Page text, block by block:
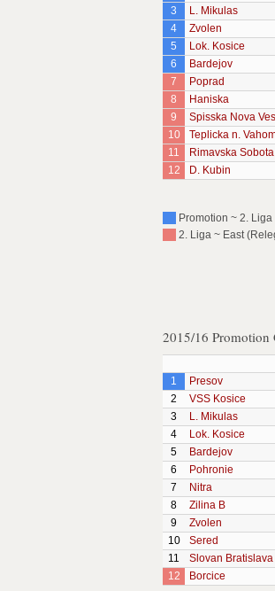
3
L. Mikulas
4
Zvolen
5
Lok. Kosice
6
Bardejov
7
Poprad
8
Haniska
9
Spisska Nova Ves
10
Teplicka n.
11
Rimavska Sobota
12
D. Kubin
Promotion ~ 2.
2. Liga ~ East
2015/16 Promotion
1
Presov
2
VSS Kosice
3
L. Mikulas
4
Lok. Kosice
5
Bardejov
6
Pohronie
7
Nitra
8
Zilina B
9
Zvolen
10
Sered
11
Slovan Bratislava
12
Borcice